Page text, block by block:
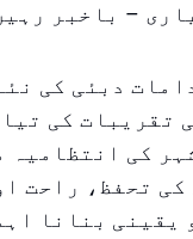
– باخبر
دبئی کی
تقریبات کی
کی انتظامیہ
تحفظ، راحت
یقینی بنانا